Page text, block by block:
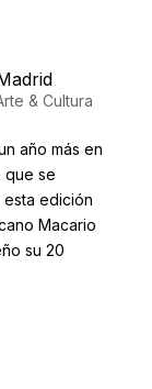
& Cultura
año más en
que se
edición
Macario
su 20